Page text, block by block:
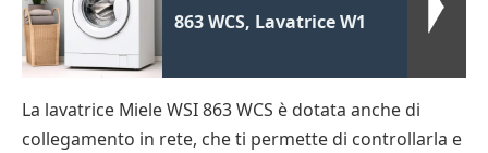
863 WCS, Lavatrice W1
La lavatrice Miele WSI 863 WCS è dotata anche di
collegamento in rete, che ti permette di controllarla e